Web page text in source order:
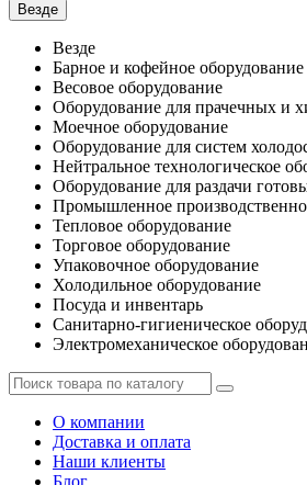
Везде
Везде
Барное и кофейное оборудование
Весовое оборудование
Оборудование для прачечных и
Моечное оборудование
Оборудование для систем
Нейтральное технологическое
Оборудование для раздачи
Промышленное
Тепловое оборудование
Торговое оборудование
Упаковочное оборудование
Холодильное оборудование
Посуда и инвентарь
Санитарно-гигиеническое
Электромеханическое
О компании
Доставка и оплата
Наши клиенты
Блог